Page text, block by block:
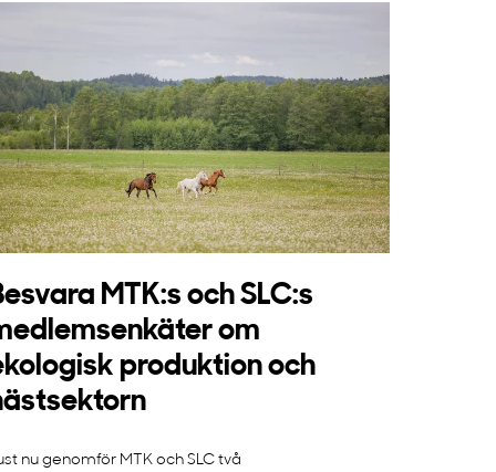
MTK:s och SLC:s
om
produktion och
nu genomför MTK och SLC två